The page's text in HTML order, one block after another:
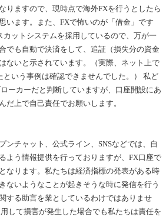
りますので、現時点で海外FXを行うとしたら
います。また、FXで怖いのが「借金」です
ットシステムを採用しているので、万が一
でも自動で決済をして、追証（損失分の資金
ないと示されています。（実際、ネット上で
という事例は確認できませんでした。） 私ど
ーカーだと判断していますが、口座開設にあ
だ上で自己責任でお願いします。
ンチャット、公式ライン、SNSなどでは、自
よう情報提供を行っておりますが、FX口座で
なります。私たちは経済指標の発表がある時
ないようなことが起きそうな時に発信を行う
する助言を業としているわけではありませ
して損害が発生した場合でも私たちは責任を